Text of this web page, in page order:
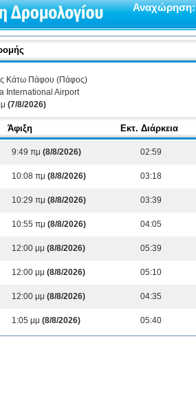
Αναχώρηση:
Κάτω Πάφου (Πάφος)
International Airport
(7/8/2026)
Άφιξη Εκτ. Διάρκεια
9:49 πμ (8/8/2026) 02:59
10:08 πμ (8/8/2026) 03:18
10:29 πμ (8/8/2026) 03:39
10:55 πμ (8/8/2026) 04:05
12:00 μμ (8/8/2026) 05:39
12:00 μμ (8/8/2026) 05:10
12:00 μμ (8/8/2026) 04:35
1:05 μμ (8/8/2026) 05:40